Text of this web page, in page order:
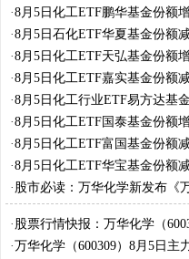
·8月5日化工ETF鹏华基金份额
材料
·8月5日石化ETF华夏基金份额
股份
·8月5日化工ETF天弘基金份额
料
·8月5日化工ETF嘉实基金份额
料
·8月5日化工行业ETF易方达基
盐湖股份
·8月5日化工ETF国泰基金份额
料
·8月5日化工ETF富国基金份额
材料
·8月5日化工ETF华宝基金份额
料
· 股市必读：万华化学新发布《
· 股票行情快报：万华化学（
·万华化学（600309）8月5日主